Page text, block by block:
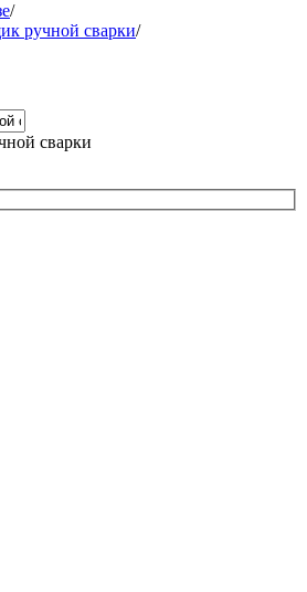
/
ручной сварки/
сварки